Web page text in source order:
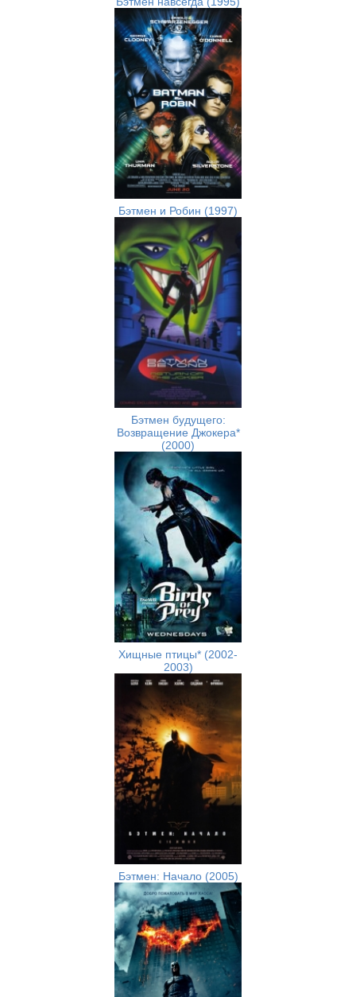
Бэтмен и Робин (1997)
Бэтмен будущего:
Возвращение Джокера*
(2000)
Хищные птицы* (2002-
2003)
Бэтмен: Начало (2005)